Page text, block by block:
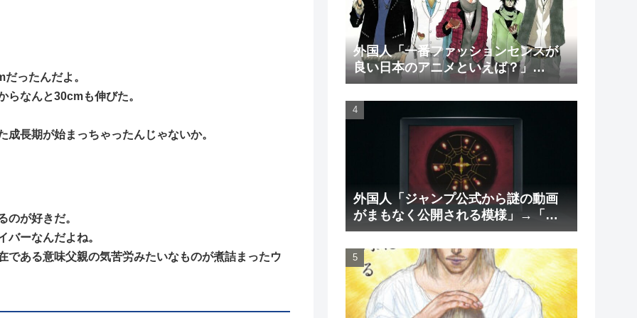
ったんだよ。
らなんと30cmも伸びた。
長期が始まっちゃったんじゃないか。
のが好きだ。
バーなんだよね。
ある意味父親の気苦労みたいなものが煮詰まったウ
外国人「一番ファッションセンスが
良い日本のアニメといえば？」
→「一択でしょ」（海外の反応）
外国人「ジャンプ公式から謎の動画
がまもなく公開される模様」→「ま
さか本当にくるのか？！」（海外の
反応）